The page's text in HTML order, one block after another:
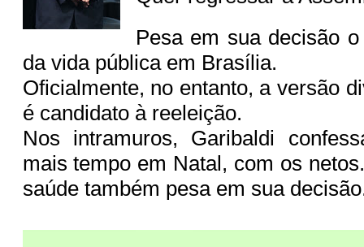
Pesa em sua decisão
da vida pública em Brasília.
Oficialmente, no entanto, a versão
é candidato à reeleição.
Nos intramuros, Garibaldi
mais tempo em Natal, com os
saúde também pesa em sua